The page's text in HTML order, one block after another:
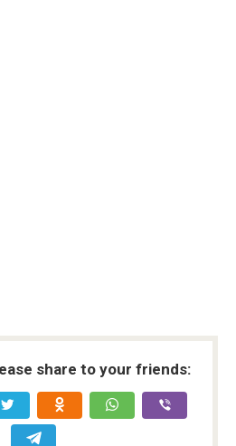
share to your friends: